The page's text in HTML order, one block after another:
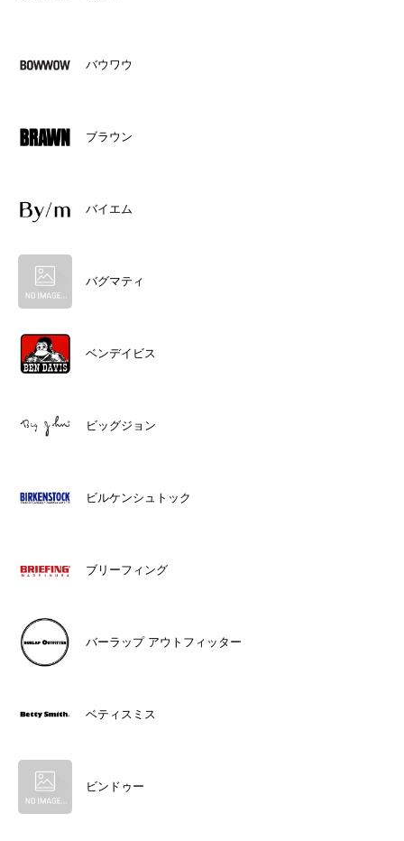
バウワウ
ブラウン
バイエム
バグマティ
ベンデイビス
ビッグジョン
ビルケンシュトック
ブリーフィング
バーラップ アウトフィッター
ベティスミス
ビンドゥー